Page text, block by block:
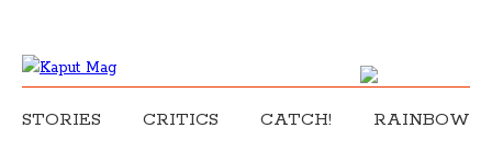
STORIES CRITICS CATCH! RAINBOW